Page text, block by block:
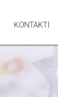
KONTAKTI